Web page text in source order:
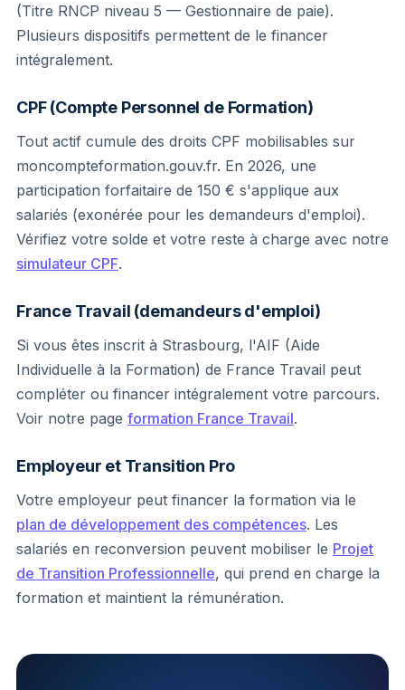
(Titre RNCP niveau 5 — Gestionnaire de paie).
Plusieurs dispositifs permettent de le financer
intégralement.
CPF (Compte Personnel de Formation)
Tout actif cumule des droits CPF mobilisables sur
moncompteformation.gouv.fr. En 2026, une
participation forfaitaire de 150 € s'applique aux
salariés (exonérée pour les demandeurs d'emploi).
Vérifiez votre solde et votre reste à charge avec notre
simulateur CPF.
France Travail (demandeurs d'emploi)
Si vous êtes inscrit à Strasbourg, l'AIF (Aide
Individuelle à la Formation) de France Travail peut
compléter ou financer intégralement votre parcours.
Voir notre page formation France Travail.
Employeur et Transition Pro
Votre employeur peut financer la formation via le
plan de développement des compétences. Les
salariés en reconversion peuvent mobiliser le Projet
de Transition Professionnelle, qui prend en charge la
formation et maintient la rémunération.